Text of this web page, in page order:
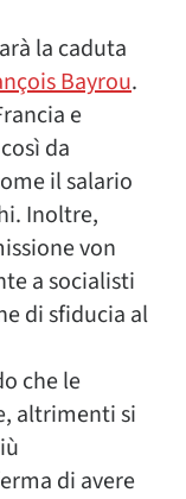
la caduta
Bayrou.
e
da
il salario
Inoltre,
von
a socialisti
di sfiducia al
che le
altrimenti si
di avere